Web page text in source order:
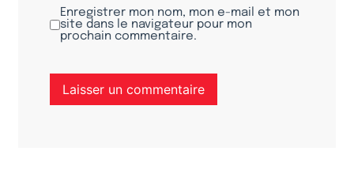
Enregistrer mon nom, mon e-mail et mon
site dans le navigateur pour mon
prochain commentaire.